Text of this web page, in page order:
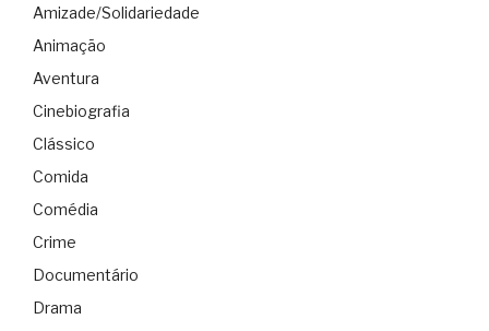
Amizade/Solidariedade
Animação
Aventura
Cinebiografia
Clássico
Comida
Comédia
Crime
Documentário
Drama